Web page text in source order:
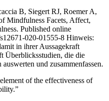
B, Siegert RJ, Roemer A,
Mindfulness Facets, Affect,
Published online
020-01555-8 Hinweis:
in ihrer Aussagekraft
Überblicksstudien, die die
und zusammenfassen.
of the effectiveness of